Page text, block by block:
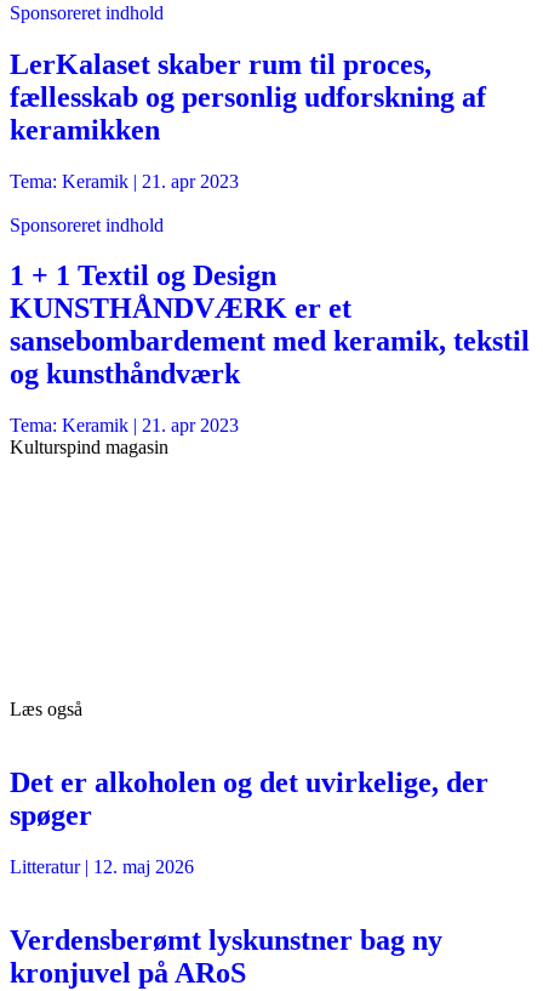
Sponsoreret indhold
LerKalaset skaber rum til proces,
fællesskab og personlig udforskning af
keramikken
Tema: Keramik | 21. apr 2023
Sponsoreret indhold
1 + 1 Textil og Design
KUNSTHÅNDVÆRK er et
sansebombardement med keramik, tekstil
og kunsthåndværk
Tema: Keramik | 21. apr 2023
Kulturspind magasin
Læs også
Det er alkoholen og det uvirkelige, der
spøger
Litteratur| 12. maj 2026
Verdensberømt lyskunstner bag ny
kronjuvel på ARoS